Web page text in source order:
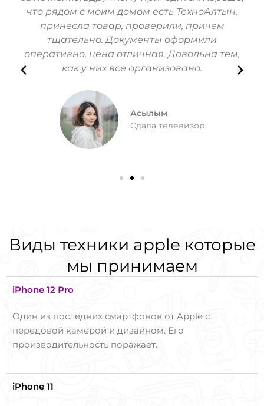
что рядом с моим домом есть ТехноАлтын,
принесла товар, проверили, причем
тщательно. Документы оформили
оперативно, цена отличная. Довольна тем,
как у них все организовано.
Асылым
Сдала телевизор
Виды техники apple которые
мы принимаем
iPhone 12 Pro
Один из последних смартфонов от Apple с
передовой камерой и дизайном. Его
производительность поражает.
iPhone 11